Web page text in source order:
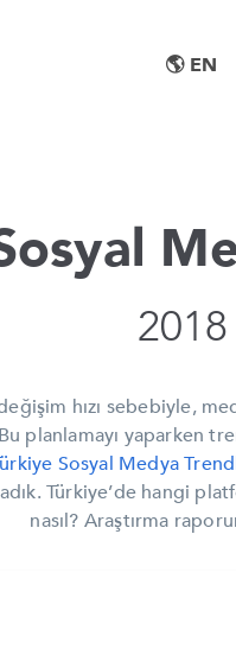
🌎 EN
hızı sebebiyle,
planlamayı yaparken
Sosyal Medya
Türkiye’de hangi
nasıl? Araştırma